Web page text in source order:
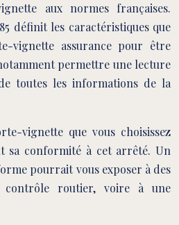
aux normes françaises.
définit les caractéristiques que
vignette assurance pour être
permettre une lecture
toutes les informations de la
vignette que vous choisissez
sa conformité à cet arrêté. Un
pourrait vous exposer à des
contrôle routier, voire à une